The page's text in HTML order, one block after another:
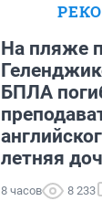
Стас
На пляже
БПЛА
летняя
8 часов 8 233